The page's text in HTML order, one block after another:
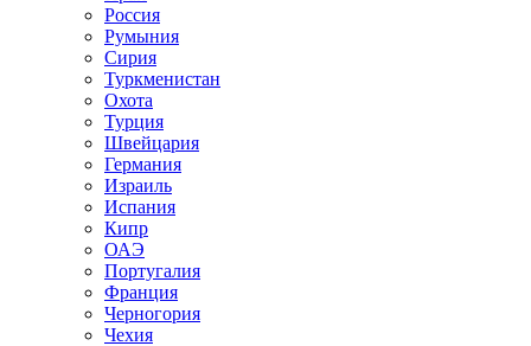
Россия
Румыния
Сирия
Туркменистан
Охота
Турция
Швейцария
Германия
Израиль
Испания
Кипр
ОАЭ
Португалия
Франция
Черногория
Чехия